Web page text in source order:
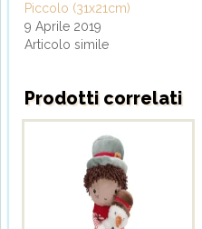
Piccolo (31x21cm)
9 Aprile 2019
Articolo simile
Prodotti correlati